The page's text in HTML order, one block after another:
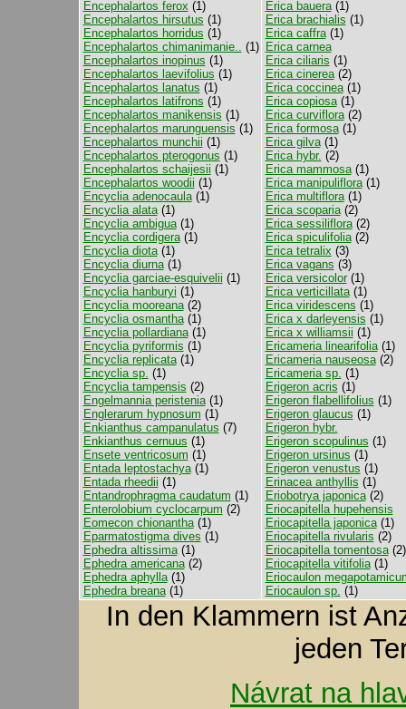
Encephalartos ferox (1)
Encephalartos hirsutus (1)
Encephalartos horridus (1)
Encephalartos chimanimanie.. (1)
Encephalartos inopinus (1)
Encephalartos laevifolius (1)
Encephalartos lanatus (1)
Encephalartos latifrons (1)
Encephalartos manikensis (1)
Encephalartos marunguensis (1)
Encephalartos munchii (1)
Encephalartos pterogonus (1)
Encephalartos schaijesii (1)
Encephalartos woodii (1)
Encyclia adenocaula(1)
Encyclia alata(1)
Encyclia ambigua(1)
Encyclia cordigera(1)
Encyclia diota(1)
Encyclia diurna(1)
Encyclia garciae-esquivelii (1)
Encyclia hanburyi (1)
Encyclia mooreana(2)
Encyclia osmantha(1)
Encyclia pollardiana(1)
Encyclia pyriformis (1)
Encyclia replicata(1)
Encyclia sp. (1)
Encyclia tampensis (2)
Engelmannia peristenia(1)
Englerarum hypnosum (1)
Enkianthus campanulatus (7)
Enkianthus cernuus (1)
Ensete ventricosum (1)
Entada leptostachya(1)
Entada rheedii (1)
Entandrophragma caudatum (1)
Enterolobium cyclocarpum (2)
Eomecon chionantha(1)
Eparmatostigma dives (1)
Ephedra altissima(1)
Ephedra americana(2)
Ephedra aphylla(1)
Ephedra breana(1)
Erica bauera(1)
Erica brachialis (1)
Erica caffra(1)
Erica carnea
Erica ciliaris (1)
Erica cinerea(2)
Erica coccinea(1)
Erica copiosa(1)
Erica curviflora(2)
Erica formosa(1)
Erica gilva(1)
Erica hybr. (2)
Erica mammosa(1)
Erica manipuliflora(1)
Erica multiflora(1)
Erica scoparia(2)
Erica sessiliflora(2)
Erica spiculifolia(2)
Erica tetralix (3)
Erica vagans (3)
Erica versicolor(1)
Erica verticillata(1)
Erica viridescens (1)
Erica x darleyensis (1)
Erica x williamsii (1)
Ericameria linearifolia(1)
Ericameria nauseosa(2)
Ericameria sp. (1)
Erigeron acris (1)
Erigeron flabellifolius (1)
Erigeron glaucus (1)
Erigeron hybr.
Erigeron scopulinus (1)
Erigeron ursinus (1)
Erigeron venustus (1)
Erinacea anthyllis (1)
Eriobotrya japonica(2)
Eriocapitella hupehensis
Eriocapitella japonica(1)
Eriocapitella rivularis (2)
Eriocapitella tomentosa(2)
Eriocapitella vitifolia(1)
Eriocaulon
Eriocaulon sp. (1)
In den Klammern ist
jeden
Návrat na